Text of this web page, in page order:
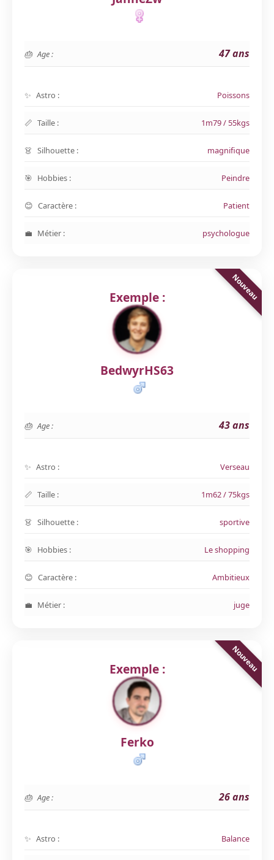
Age : 47 ans
Astro : Poissons
Taille : 1m79 / 55kgs
Silhouette : magnifique
Hobbies : Peindre
Caractère : Patient
Métier : psychologue
Exemple :
BedwyrHS63
Age : 43 ans
Astro : Verseau
Taille : 1m62 / 75kgs
Silhouette : sportive
Hobbies : Le shopping
Caractère : Ambitieux
Métier : juge
Exemple :
Ferko
Age : 26 ans
Astro : Balance